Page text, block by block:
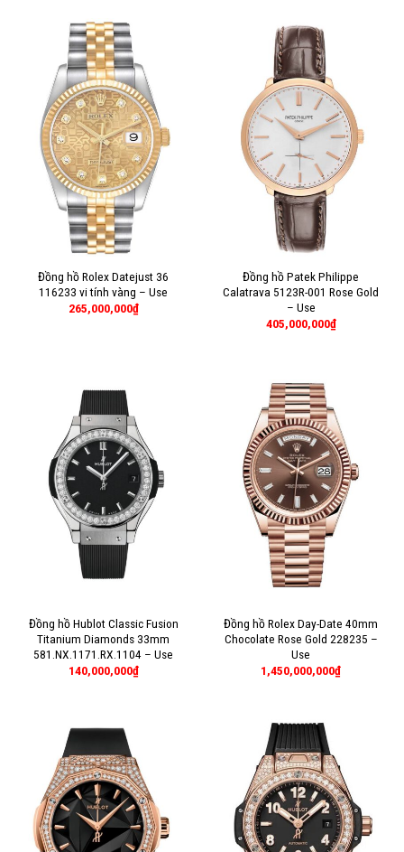
Đồng hồ Rolex Datejust 36
116233 vi tính vàng – Use
265,000,000₫
Đồng hồ Patek Philippe
Calatrava 5123R-001 Rose Gold
– Use
405,000,000₫
Đồng hồ Hublot Classic Fusion
Titanium Diamonds 33mm
581.NX.1171.RX.1104 – Use
140,000,000₫
Đồng hồ Rolex Day-Date 40mm
Chocolate Rose Gold 228235 –
Use
1,450,000,000₫